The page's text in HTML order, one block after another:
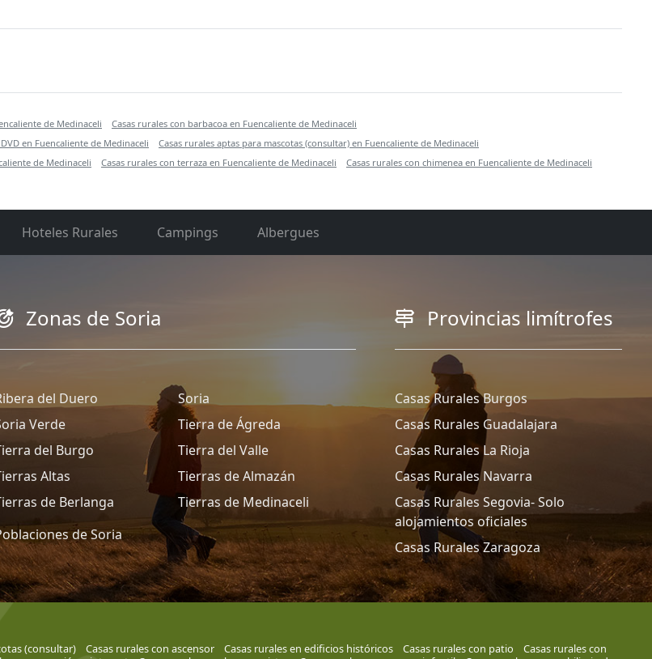
de Medinaceli
Casas rurales con barbacoa en Fuencaliente de Medinaceli
en Fuencaliente de Medinaceli
Casas rurales aptas para mascotas (consultar) en Fuencaliente de Medinaceli
de Medinaceli Casas rurales con terraza en Fuencaliente de Medinaceli Casas rurales con chimenea en Fuencaliente de Medinaceli
Hoteles Rurales Campings Albergues
Zonas de Soria
del Duero
Soria
Verde
Tierra de Ágreda
del Burgo
Tierra del Valle
Altas
Tierras de Almazán
de Berlanga
Tierras de Medinaceli
de Soria
Provincias limítrofes
Casas Rurales Burgos
Casas Rurales Guadalajara
Casas Rurales La Rioja
Casas Rurales Navarra
Casas Rurales Segovia- Solo
alojamientos oficiales
Casas Rurales Zaragoza
(consultar) Casas rurales con ascensor Casas rurales en edificios históricos Casas rurales con patio
Casas rurales con